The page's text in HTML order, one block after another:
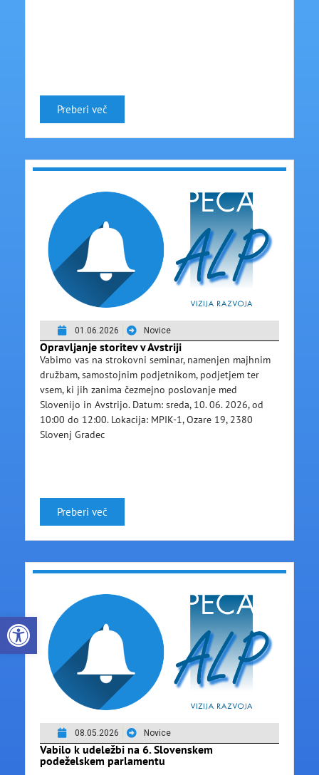
Open toolbar
Preberi več
01.06.2026 Novice
Opravljanje storitev v Avstriji
Vabimo vas na strokovni seminar, namenjen majhnim
družbam, samostojnim podjetnikom, podjetjem ter
vsem, ki jih zanima čezmejno poslovanje med
Slovenijo in Avstrijo. Datum: sreda, 10. 06. 2026, od
10:00 do 12:00. Lokacija: MPIK-1, Ozare 19, 2380
Slovenj Gradec
Preberi več
08.05.2026 Novice
Vabilo k udeležbi na 6. Slovenskem
podeželskem parlamentu